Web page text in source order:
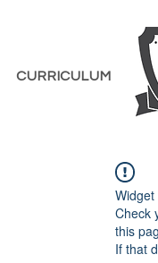
CURRICULUM
Widget
Check
this
If that